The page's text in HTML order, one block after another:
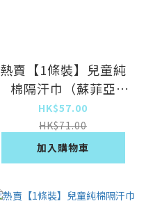
熱賣【1條裝】兒童純
棉隔汗巾（蘇菲亞
28*42cm）
HK$57.00
HK$71.00
加入購物車